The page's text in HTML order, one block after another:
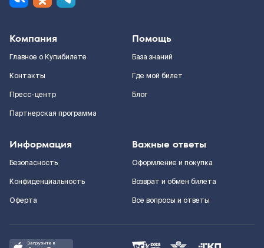
Компания
Главное о Купибилете
Контакты
Пресс-центр
Партнерская программа
Помощь
База знаний
Где мой билет
Блог
Информация
Безопасность
Конфиденциальность
Оферта
Важные ответы
Оформление и покупка
Возврат и обмен билета
Все вопросы и ответы